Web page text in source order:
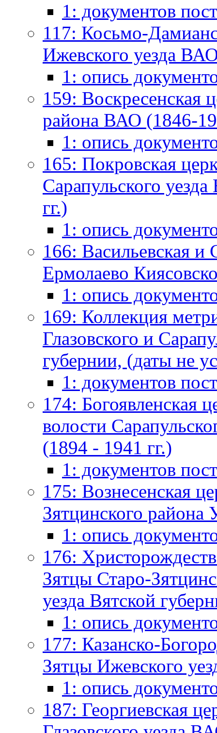
1: документов
117: Косьмо-
Ижевского уезда
1: опись
159: Воскресенская
района ВАО (1846-
1: опись
165: Покровская
Сарапульского
гг.)
1: опись
166: Васильевская и
Ермолаево
1: опись
169: Коллекция
Глазовского и
губернии, (даты не
1: документов
174: Богоявленская
волости
(1894 - 1941 гг.)
1: документов
175: Вознесенская
Зятцинского
1: опись
176:
Зятцы Старо-
уезда Вятской
1: опись
177: Казанско-
Зятцы Ижевского
1: опись
187: Георгиевская